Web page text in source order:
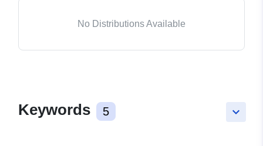
No Distributions Available
keyboard_arrow_down
Keywords 5